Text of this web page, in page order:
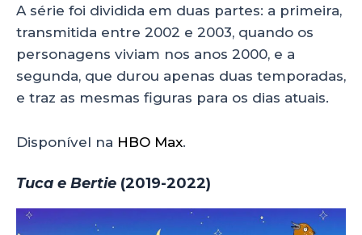
A série foi dividida em duas partes: a primeira,
transmitida entre 2002 e 2003, quando os
personagens viviam nos anos 2000, e a
segunda, que durou apenas duas temporadas,
e traz as mesmas figuras para os dias atuais.
Disponível na HBO Max.
Tuca e Bertie (2019-2022)